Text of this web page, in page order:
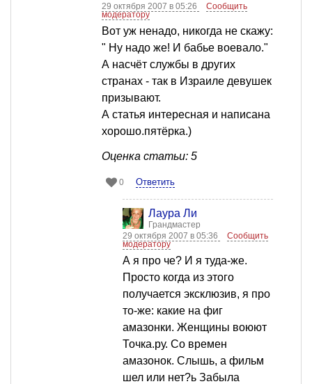
29 октября 2007 в 05:26
Сообщить
модератору
Вот уж ненадо, никогда не скажу:
" Ну надо же! И бабье воевало."
А насчёт службы в других
странах - так в Израиле девушек
призывают.
А статья интересная и написана
хорошо.пятёрка.)
Оценка статьи: 5
0 Ответить
Лаура Ли
Грандмастер
29 октября 2007 в 05:36
Сообщить
модератору
А я про че? И я туда-же.
Просто когда из этого
получается эксклюзив, я про
то-же: какие на фиг
амазонки. Женщины воюют
Точка.ру. Со времен
амазонок. Слышь, а фильм
шел или нет?ь Забыла